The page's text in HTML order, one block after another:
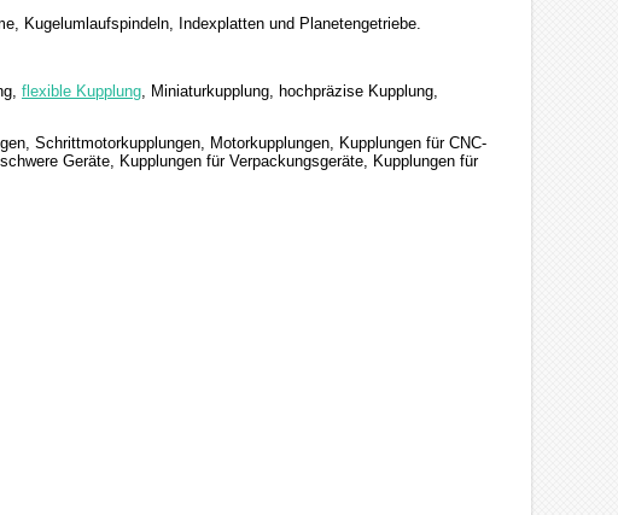
Kugelumlaufspindeln, Indexplatten und Planetengetriebe.
flexible Kupplung, Miniaturkupplung, hochpräzise Kupplung,
Schrittmotorkupplungen, Motorkupplungen, Kupplungen für CNC-
Geräte, Kupplungen für Verpackungsgeräte, Kupplungen für